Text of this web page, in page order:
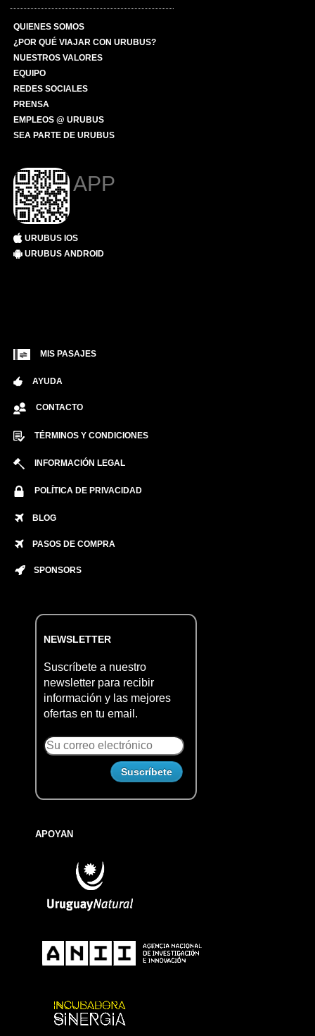
QUIENES SOMOS
¿POR QUÉ VIAJAR CON URUBUS?
NUESTROS VALORES
EQUIPO
REDES SOCIALES
PRENSA
EMPLEOS @ URUBUS
SEA PARTE DE URUBUS
APP
URUBUS IOS
URUBUS ANDROID
MIS PASAJES
AYUDA
CONTACTO
TÉRMINOS Y CONDICIONES
INFORMACIÓN LEGAL
POLÍTICA DE PRIVACIDAD
BLOG
PASOS DE COMPRA
SPONSORS
NEWSLETTER
Suscríbete a nuestro
newsletter para recibir
información y las mejores
ofertas en tu email.
APOYAN